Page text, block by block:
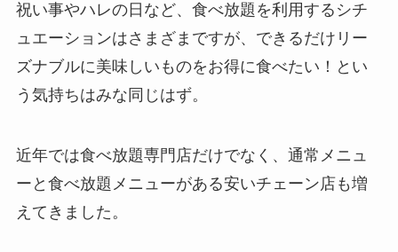
祝い事やハレの日など、食べ放題を利用するシチ
ュエーションはさまざまですが、できるだけリー
ズナブルに美味しいものをお得に食べたい！とい
う気持ちはみな同じはず。
近年では食べ放題専門店だけでなく、通常メニュ
ーと食べ放題メニューがある安いチェーン店も増
えてきました。